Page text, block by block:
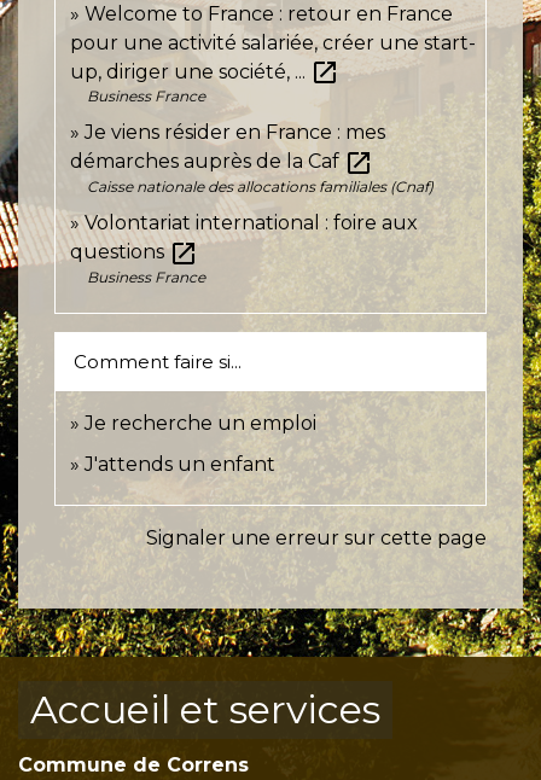
Welcome to France : retour en France
pour une activité salariée, créer une start-
up, diriger une société, ... open_in_new
Business France
Je viens résider en France : mes
démarches auprès de la Caf open_in_new
Caisse nationale des allocations familiales (Cnaf)
Volontariat international : foire aux
questionsopen_in_new
Business France
Comment faire si...
Je recherche un emploi
J'attends un enfant
Signaler une erreur sur cette page
Accueil et services
Commune de Correns